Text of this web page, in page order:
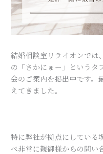
結婚相談室リライオンでは
の「さかにゅー」というタ
会のご案内を掲出中です。
えてきました。
特に弊社が拠点にしている
べ非常に親御様からの問い